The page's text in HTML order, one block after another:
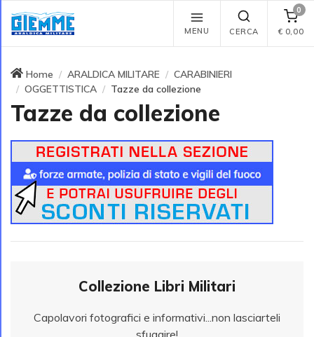
MENU CERCA
0
€ 0,00
Home ARALDICA MILITARE
CARABINIERI
OGGETTISTICA
Tazze da collezione
Tazze da collezione
Collezione Libri Militari
Capolavori fotografici e informativi...non lasciarteli